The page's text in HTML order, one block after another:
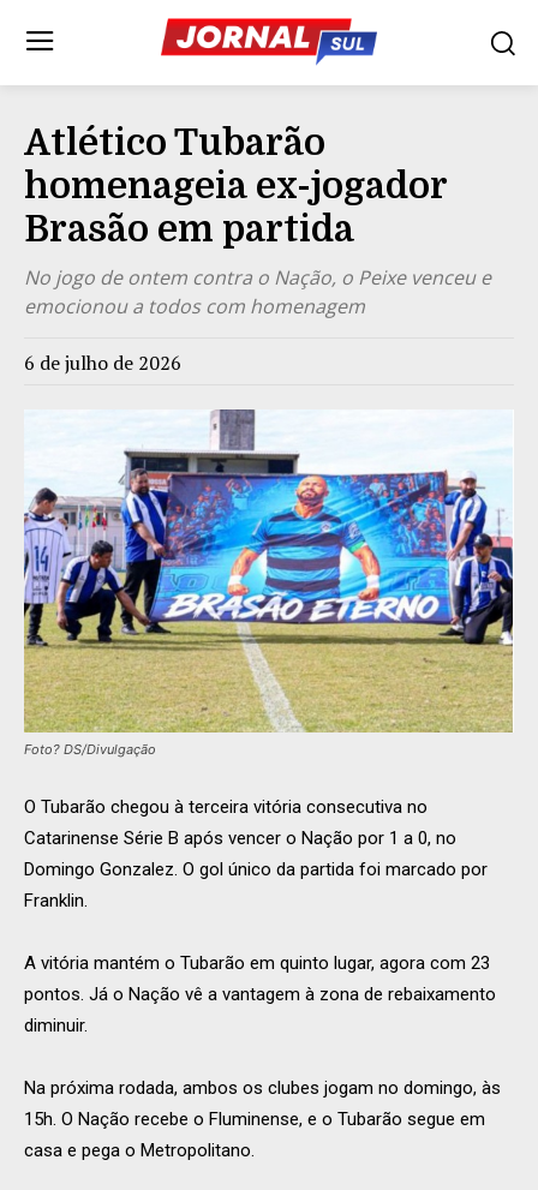
Atlético Tubarão
homenageia ex-jogador
Brasão em partida
No jogo de ontem contra o Nação, o Peixe venceu e
emocionou a todos com homenagem
6 de julho de 2026
Foto? DS/Divulgação
O Tubarão chegou à terceira vitória consecutiva no
Catarinense Série B após vencer o Nação por 1 a 0, no
Domingo Gonzalez. O gol único da partida foi marcado por
Franklin.
A vitória mantém o Tubarão em quinto lugar, agora com 23
pontos. Já o Nação vê a vantagem à zona de rebaixamento
diminuir.
Na próxima rodada, ambos os clubes jogam no domingo, às
15h. O Nação recebe o Fluminense, e o Tubarão segue em
casa e pega o Metropolitano.